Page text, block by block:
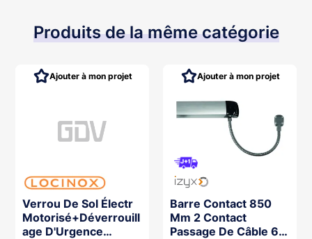
Produits de la même catégorie
Verrou De Sol Électr
Motorisé+Déverrouill
age D'Urgence
Ajouter à mon projet
Barre Contact 850
Mm 2 Contact
Passage De Câble 60
Ajouter à mon projet